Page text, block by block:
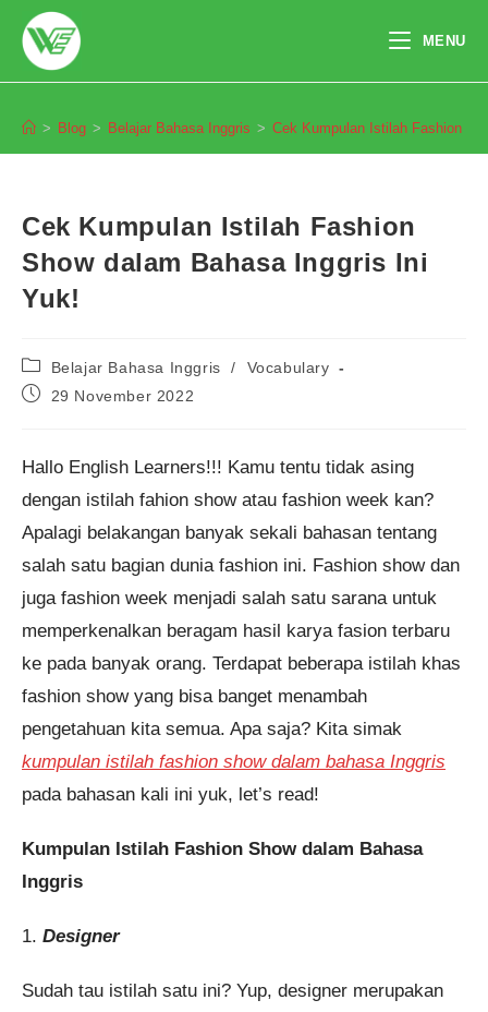
content
MENU
> Blog > Belajar Bahasa Inggris > Cek Kumpulan Istilah Fashion
Cek Kumpulan Istilah Fashion
Show dalam Bahasa Inggris Ini
Yuk!
Post
category:
Belajar Bahasa Inggris /
Vocabulary
Post29 November 2022
Hallo English Learners!!! Kamu tentu tidak asing
dengan istilah fahion show atau fashion week kan?
Apalagi belakangan banyak sekali bahasan tentang
salah satu bagian dunia fashion ini. Fashion show dan
juga fashion week menjadi salah satu sarana untuk
memperkenalkan beragam hasil karya fasion terbaru
ke pada banyak orang. Terdapat beberapa istilah khas
fashion show yang bisa banget menambah
pengetahuan kita semua. Apa saja? Kita simak
kumpulan istilah fashion show dalam bahasa Inggris
pada bahasan kali ini yuk, let’s read!
Kumpulan Istilah Fashion Show dalam Bahasa
Inggris
1. Designer
Sudah tau istilah satu ini? Yup, designer merupakan
Pendaftaran
Nur Ayu Octarina dari Denpasar
melakukan pendaftaran program